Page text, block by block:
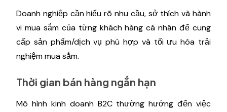
Doanh nghiệp cần hiểu rõ nhu cầu, sở thích và hành
vi mua sắm của từng khách hàng cá nhân để cung
cấp sản phẩm/dịch vụ phù hợp và tối ưu hóa trải
nghiệm mua sắm.
Thời gian bán hàng ngắn hạn
Mô hình kinh doanh B2C thường hướng đến việc